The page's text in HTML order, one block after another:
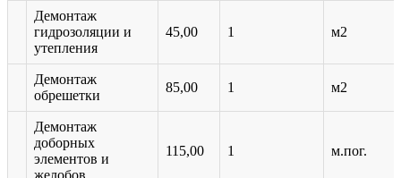
Демонтаж
гидрозоляции и
утепления
45,00 1 м2
Демонтаж
обрешетки
85,00 1 м2
Демонтаж
доборных
элементов и
115,00 1 м.пог.